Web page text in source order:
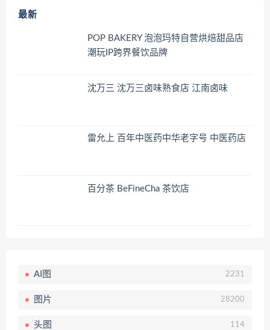
最新
POP BAKERY 泡泡玛特自营烘焙甜品店
潮玩IP跨界餐饮品牌
沈万三 沈万三卤味熟食店 江南卤味
雷允上 百年中医药中华老字号 中医药店
百分茶 BeFineCha 茶饮店
AI图 2231
图片 28200
头图 114